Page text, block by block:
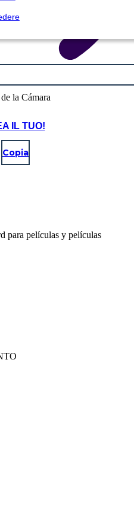
IL TUO!
Copia
para películas y películas